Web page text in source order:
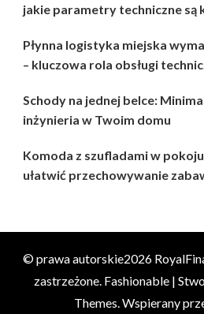
jakie parametry techniczne są
Płynna logistyka miejska
– kluczowa rola obsługi
Schody na jednej belce:
inżynieria w Twoim domu
Komoda z szufladami w
ułatwić przechowywanie
© prawa autorskie2026
zastrzeżone. Fashionable |
Themes . Wspierany